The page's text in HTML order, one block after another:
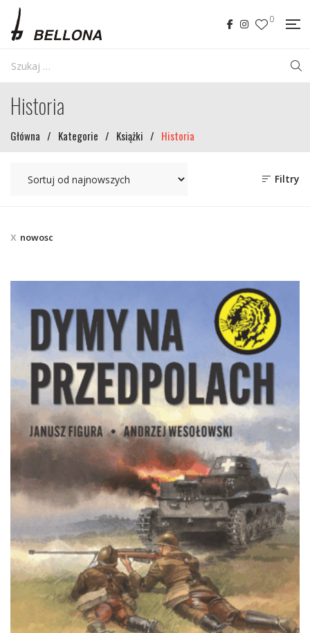
0
Historia
Główna / Kategorie / Książki / Historia
Filtry
nowosc